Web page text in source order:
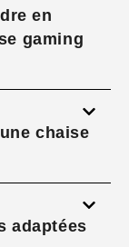
en
gaming
chaise
adaptées